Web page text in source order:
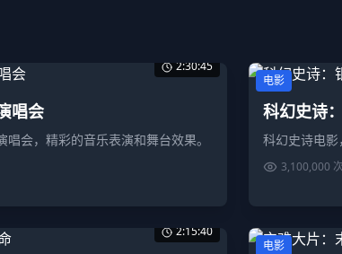
2:30:45
唱会
会，精彩的音乐表演和舞台效果。
电影
科幻史诗
科幻史诗电影
3,100,000
2:15:40
电影